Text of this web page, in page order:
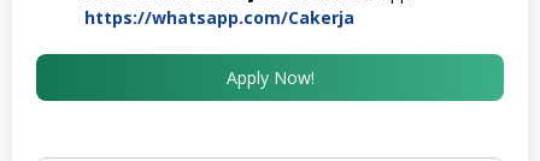
https://whatsapp.com/Cakerja
Apply Now!